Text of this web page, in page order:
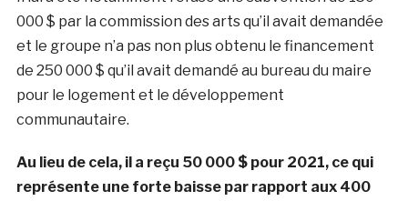
000 $ par la commission des arts qu’il avait demandée
et le groupe n’a pas non plus obtenu le financement
de 250 000 $ qu’il avait demandé au bureau du maire
pour le logement et le développement
communautaire.
Au lieu de cela, il a reçu 50 000 $ pour 2021, ce qui
représente une forte baisse par rapport aux 400